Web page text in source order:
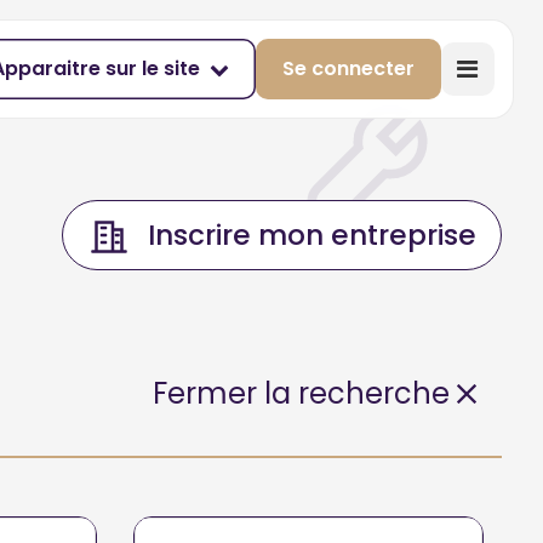
sur le site Se connecter
Inscrire mon entreprise
Fermer la recherche